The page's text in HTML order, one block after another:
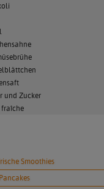
und Zucker
fraîche
Smoothies